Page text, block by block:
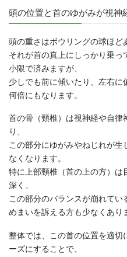
頭の位置と首のゆがみが視神
頭の重さはボウリングの球ほど
それが首の真上にしっかり乗
小限で済みますが、
少しでも前に傾いたり、左右
何倍にもなります。
首の骨（頸椎）は視神経や自律
り、
この部分にゆがみやねじれが
なくなります。
特に上部頸椎（首の上の方）
深く、
この部分のバランスが崩れて
めまいを訴える方も少なくあり
整体では、この首の位置を適切
ーズにすることで、